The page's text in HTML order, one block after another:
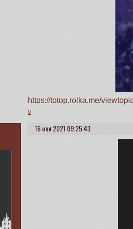
https://totop.rolka.me/
0
16 ноя 2021 09:25:43